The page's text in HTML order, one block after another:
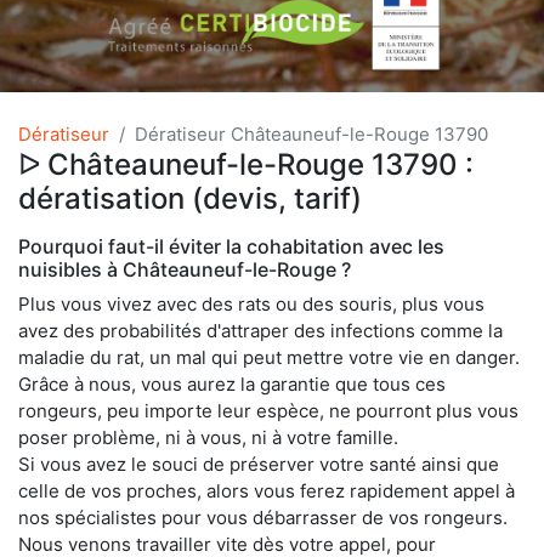
Dératiseur Dératiseur Châteauneuf-le-Rouge 13790
ᐅ Châteauneuf-le-Rouge 13790 :
dératisation (devis, tarif)
Pourquoi faut-il éviter la cohabitation avec les
nuisibles à Châteauneuf-le-Rouge ?
Plus vous vivez avec des rats ou des souris, plus vous
avez des probabilités d'attraper des infections comme la
maladie du rat, un mal qui peut mettre votre vie en danger.
Grâce à nous, vous aurez la garantie que tous ces
rongeurs, peu importe leur espèce, ne pourront plus vous
poser problème, ni à vous, ni à votre famille.
Si vous avez le souci de préserver votre santé ainsi que
celle de vos proches, alors vous ferez rapidement appel à
nos spécialistes pour vous débarrasser de vos rongeurs.
Nous venons travailler vite dès votre appel, pour